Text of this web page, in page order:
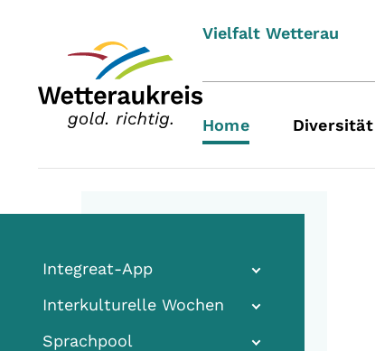
Vielfalt Wetterau
Home Diversität
Integreat-App
Interkulturelle Wochen
Sprachpool